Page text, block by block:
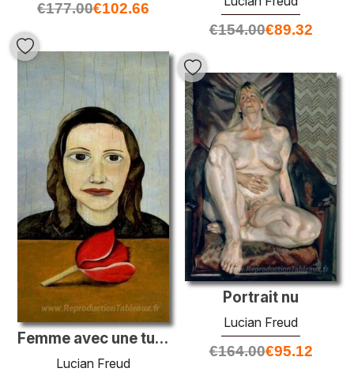
€154.00€89.32
€177.00€102.66
Femme avec une tulipe
Lucian Freud
Portrait nu
Lucian Freud
€164.00€95.12